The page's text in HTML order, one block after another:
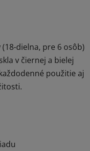
(18-dielna, pre 6 osôb)
v čiernej a bielej
použitie aj